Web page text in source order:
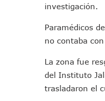
investigación.
Paramédicos
no contaba
La zona fue
del Instituto
trasladaron el